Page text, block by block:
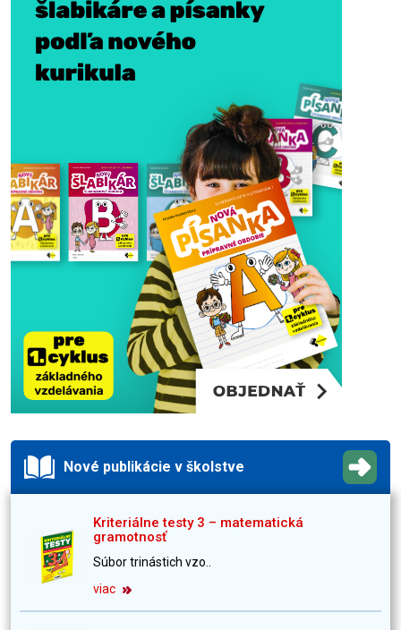
Nové publikácie v školstve
Kriteriálne testy 3 – matematická
gramotnosť
Súbor trinástich vzo..
viac